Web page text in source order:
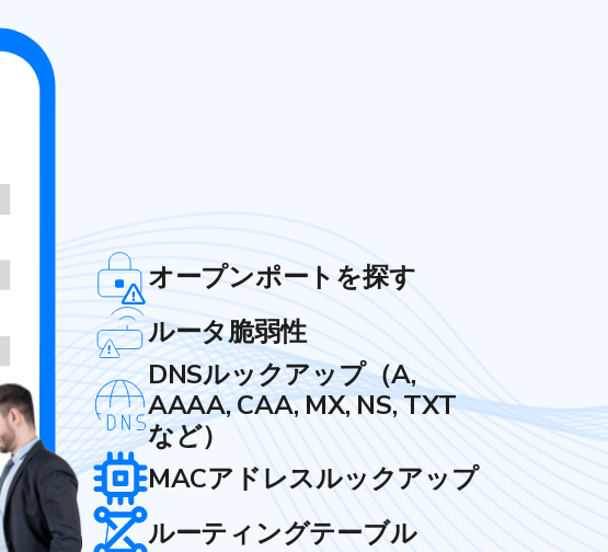
オープンポートを探す
ルータ脆弱性
DNSルックアップ（A,
AAAA, CAA, MX, NS, TXT
など）
MACアドレスルックアップ
ルーティングテーブル